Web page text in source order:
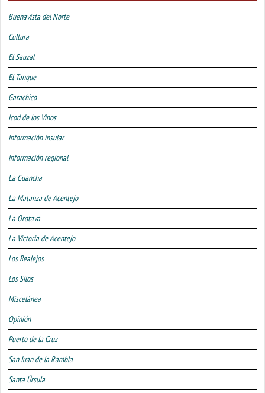
Buenavista del Norte
Cultura
El Sauzal
El Tanque
Garachico
Icod de los Vinos
Información insular
Información regional
La Guancha
La Matanza de Acentejo
La Orotava
La Victoria de Acentejo
Los Realejos
Los Silos
Miscelánea
Opinión
Puerto de la Cruz
San Juan de la Rambla
Santa Úrsula